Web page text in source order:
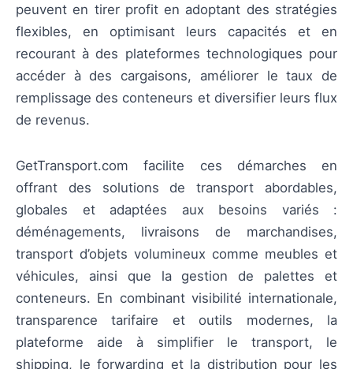
peuvent en tirer profit en adoptant des stratégies
flexibles, en optimisant leurs capacités et en
recourant à des plateformes technologiques pour
accéder à des cargaisons, améliorer le taux de
remplissage des conteneurs et diversifier leurs flux
de revenus.
GetTransport.com facilite ces démarches en
offrant des solutions de transport abordables,
globales et adaptées aux besoins variés :
déménagements, livraisons de marchandises,
transport d’objets volumineux comme meubles et
véhicules, ainsi que la gestion de palettes et
conteneurs. En combinant visibilité internationale,
transparence tarifaire et outils modernes, la
plateforme aide à simplifier le transport, le
shipping, le forwarding et la distribution pour les